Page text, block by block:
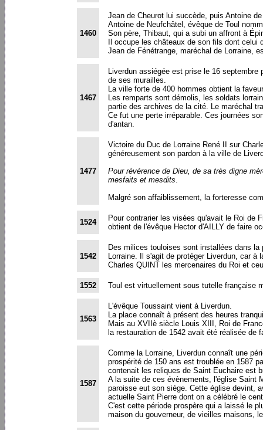
1460
Jean de Cheurot lui succède, puis Antoine
Antoine de Neufchâtel, évêque de Toul
Son père, Thibaut, qui a subi un affront à
Il occupe les châteaux de son fils dont
Jean de Fénétrange, maréchal de Lorraine,
1467
Liverdun assiégée est prise le 16
de ses murailles.
La ville forte de 400 hommes obtient la
Les remparts sont démolis, les soldats
partie des archives de la cité. Le maréchal
Ce fut une perte irréparable. Ces journées
d'antan.
1477
Victoire du Duc de Lorraine René II sur
généreusement son pardon à la ville de
Pour révérence de Dieu, de sa très digne
mesfaits et mesdits.
Malgré son affaiblissement, la forteresse
1524
Pour contrarier les visées qu'avait le Roi de
obtient de l'évêque Hector d'AILLY de faire
1542
Des milices touloises sont installées dans
Lorraine. Il s'agit de protéger Liverdun, car
Charles QUINT les mercenaires du Roi et
1552 Toul est virtuellement sous tutelle française
1563
L'évêque Toussaint vient à Liverdun.
La place connaît à présent des heures
Mais au XVIIè siècle Louis XIII, Roi de
la restauration de 1542 avait été réalisée de
1587
Comme la Lorraine, Liverdun connaît une
prospérité de 150 ans est troublée en 1587
contenait les reliques de Saint Euchaire est
A la suite de ces évènements, l'église Saint
paroisse eut son siège. Cette église devint,
actuelle Saint Pierre dont on a célébré le
C'est cette période prospère qui a laissé le
maison du gouverneur, de vieilles maisons,